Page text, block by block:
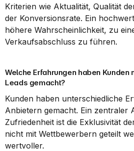
Kriterien wie Aktualität, Qualität
der Konversionsrate. Ein
höhere Wahrscheinlichkeit, zu
Verkaufsabschluss zu führen.
Welche Erfahrungen haben Kunden
Leads gemacht?
Kunden haben unterschiedliche
Anbietern gemacht. Ein zentraler
Zufriedenheit ist die Exklusivität
nicht mit Wettbewerbern geteilt
wertvoller.